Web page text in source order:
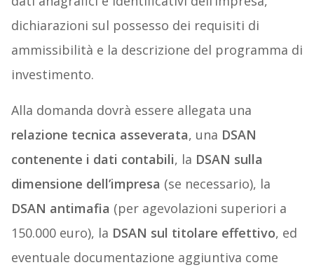
dichiarazioni sul possesso dei requisiti di
ammissibilità e la descrizione del programma di
investimento.
Alla domanda dovrà essere allegata una
relazione tecnica asseverata, una DSAN
contenente i dati contabili, la DSAN sulla
dimensione dell’impresa (se necessario), la
DSAN antimafia (per agevolazioni superiori a
150.000 euro), la DSAN sul titolare effettivo, ed
eventuale documentazione aggiuntiva come